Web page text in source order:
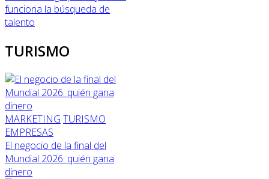
funciona la búsqueda de
talento
TURISMO
MARKETING TURISMO
EMPRESAS
El negocio de la final del
Mundial 2026: quién gana
dinero